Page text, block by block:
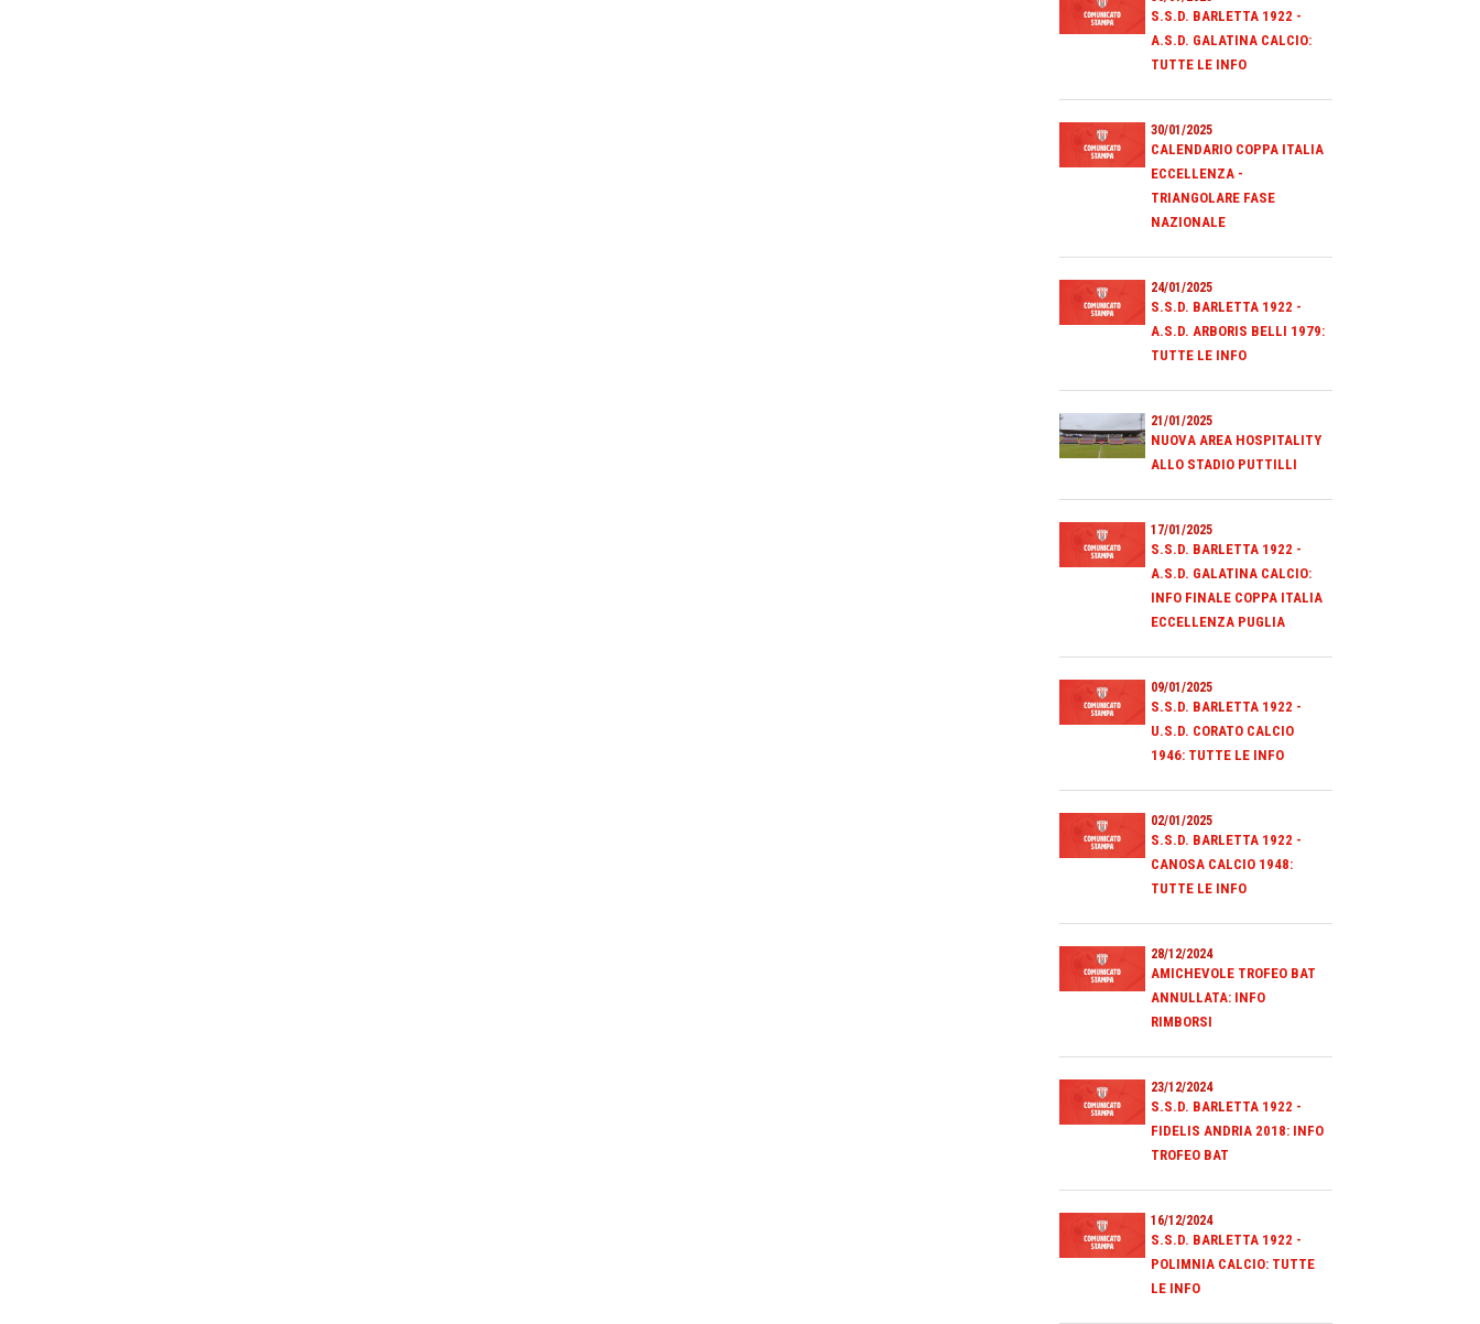
S.S.D. BARLETTA 1922 -
A.S.D. GALATINA CALCIO:
TUTTE LE INFO
30/01/2025
CALENDARIO COPPA ITALIA
ECCELLENZA -
TRIANGOLARE FASE
NAZIONALE
24/01/2025
S.S.D. BARLETTA 1922 -
A.S.D. ARBORIS BELLI 1979:
TUTTE LE INFO
21/01/2025
NUOVA AREA HOSPITALITY
ALLO STADIO PUTTILLI
17/01/2025
S.S.D. BARLETTA 1922 -
A.S.D. GALATINA CALCIO:
INFO FINALE COPPA ITALIA
ECCELLENZA PUGLIA
09/01/2025
S.S.D. BARLETTA 1922 -
U.S.D. CORATO CALCIO
1946: TUTTE LE INFO
02/01/2025
S.S.D. BARLETTA 1922 -
CANOSA CALCIO 1948:
TUTTE LE INFO
28/12/2024
AMICHEVOLE TROFEO BAT
ANNULLATA: INFO
RIMBORSI
23/12/2024
S.S.D. BARLETTA 1922 -
FIDELIS ANDRIA 2018: INFO
TROFEO BAT
16/12/2024
S.S.D. BARLETTA 1922 -
POLIMNIA CALCIO: TUTTE
LE INFO